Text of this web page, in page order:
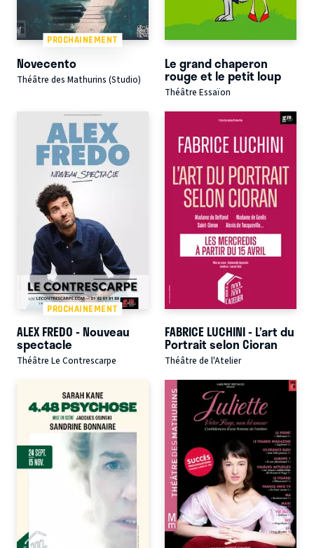
PROCHAINEMENT
Novecento
Théâtre des Mathurins (Studio)
Le grand chaperon
rouge et le petit loup
Théâtre Essaïon
PROCHAINEMENT
ALEX FREDO - Nouveau
spectacle
Théâtre Le Contrescarpe
FABRICE LUCHINI - L’art du
Portrait selon Cioran
Théâtre de l'Atelier